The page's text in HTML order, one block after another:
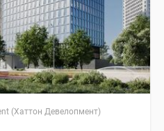
(Хаттон Девелопмент)